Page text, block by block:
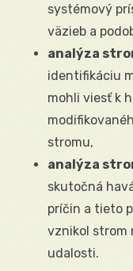
systémový
väzieb a
analýza
identifikáciu
mohli viesť k
stromu,
analýza
skutočná
príčin a tieto
vznikol strom
udalosti.